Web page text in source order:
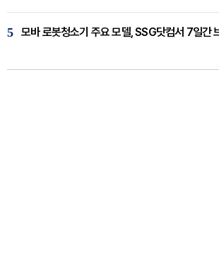
5 모바 로봇청소기 주요 모델, SSG닷컴서 7일간